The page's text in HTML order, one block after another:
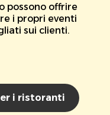
possono offrire
i propri eventi
sui clienti.
i ristoranti